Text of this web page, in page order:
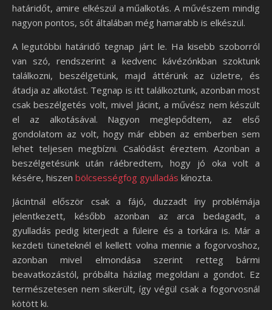
határidőt, amire elkészül a műalkotás. A művészem mindig
nagyon pontos, sőt általában még hamarabb is elkészül.
A legutóbbi határidő tegnap járt le. Ha kisebb szoborról
van szó, rendszerint a kedvenc kávézónkban szoktunk
találkozni, beszélgetünk, majd áttérünk az üzletre, és
átadja az alkotást. Tegnap is itt találkoztunk, azonban most
csak beszélgetés volt, mivel Jácint, a művész nem készült
el az alkotásával. Nagyon meglepődtem, az első
gondolatom az volt, hogy már ebben az emberben sem
lehet teljesen megbízni. Csalódást éreztem. Azonban a
beszélgetésünk után ráébredtem, hogy jó oka volt a
késére, hiszen bölcsességfog gyulladás kínozta.
Jácintnál először csak a fájó, duzzadt íny problémája
jelentkezett, később azonban az arca bedagadt, a
gyulladás pedig kiterjedt a füleire és a torkára is. Már a
kezdeti tüneteknél el kellett volna mennie a fogorvoshoz,
azonban mivel elmondása szerint retteg bármi
beavatkozástól, próbálta házilag megoldani a gondot. Ez
természetesen nem sikerült, így végül csak a fogorvosnál
kötött ki.